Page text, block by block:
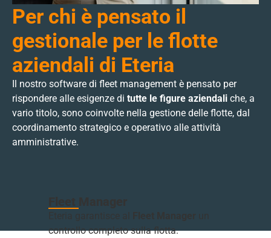
Per chi è pensato il
gestionale per le flotte
aziendali di Eteria
Il nostro software di fleet management è pensato per
rispondere alle esigenze di tutte le figure aziendali che, a
vario titolo, sono coinvolte nella gestione delle flotte, dal
coordinamento strategico e operativo alle attività
amministrative.
controllo completo sulla flotta.